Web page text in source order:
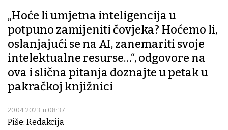
„Hoće li umjetna inteligencija u
potpuno zamijeniti čovjeka? Hoćemo li,
oslanjajući se na AI, zanemariti svoje
intelektualne resurse…“, odgovore na
ova i slična pitanja doznajte u petak u
pakračkoj knjižnici
20.04.2023. u 08:37
Piše: Redakcija